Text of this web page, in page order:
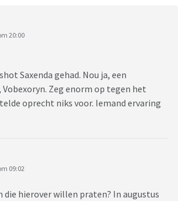
20:00
Saxenda gehad. Nou ja, een
Zeg enorm op tegen het
oprecht niks voor. Iemand ervaring
09:02
die hierover willen praten? In augustus